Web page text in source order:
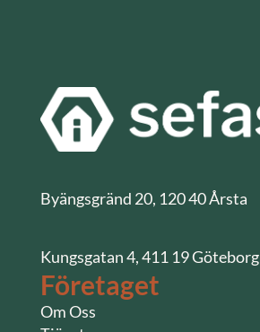
Byängsgränd 20, 120 40 Årsta
Kungsgatan 4, 411 19 Göteborg
Företaget
Om Oss